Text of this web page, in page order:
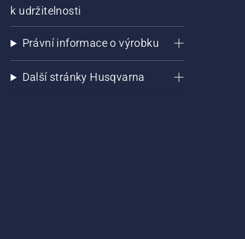
k udržitelnosti
Právní informace o výrobku
Další stránky Husqvarna